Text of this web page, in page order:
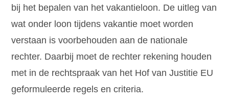
bij het bepalen van het vakantieloon. De uitleg van
wat onder loon tijdens vakantie moet worden
verstaan is voorbehouden aan de nationale
rechter. Daarbij moet de rechter rekening houden
met in de rechtspraak van het Hof van Justitie EU
geformuleerde regels en criteria.